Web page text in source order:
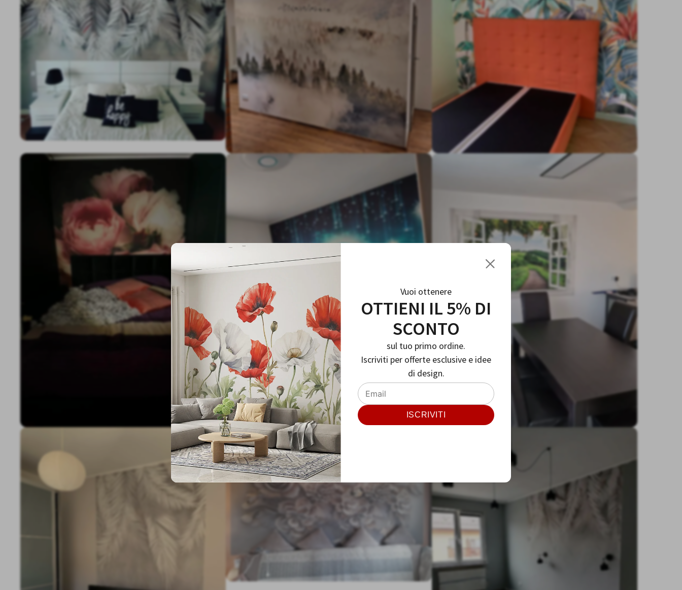
Vuoi ottenere
OTTIENI IL 5% DI
SCONTO
sul tuo primo ordine.
Iscriviti per offerte esclusive e idee
di design.
ISCRIVITI